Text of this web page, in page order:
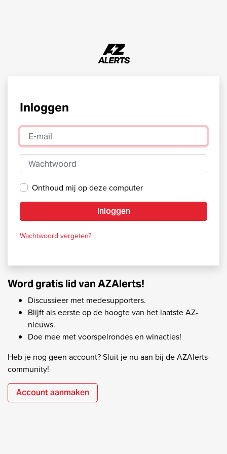
Inloggen
E-mail
Wachtwoord
Onthoud mij op deze computer
Inloggen
Wachtwoord vergeten?
Word gratis lid van AZAlerts!
Discussieer met medesupporters.
Blijft als eerste op de hoogte van het laatste AZ-
nieuws.
Doe mee met voorspelrondes en winacties!
Heb je nog geen account? Sluit je nu aan bij de AZAlerts-
community!
Account aanmaken